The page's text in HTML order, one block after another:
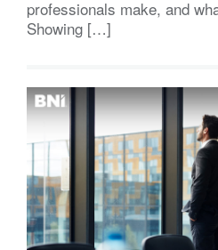
professionals make, and
Showing […]